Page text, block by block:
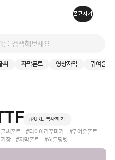
씨 자막폰트 영상자막 귀여운
URL 복사하기
씨폰트 #다이어리꾸미기
#귀여운폰트
장 #자막폰트 #히든딩벳